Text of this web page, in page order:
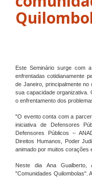
Este Seminário surge com
enfrentadas cotidianamente
de Janeiro, principalmente
sua capacidade organizativa.
o enfrentamento dos
"O evento conta com a
iniciativa de Defensores
Defensores Públicos –
Direitos Humanos, Poder
animado por muitos corações
Neste dia Ana Gualberto,
"Comunidades Quilombolas".